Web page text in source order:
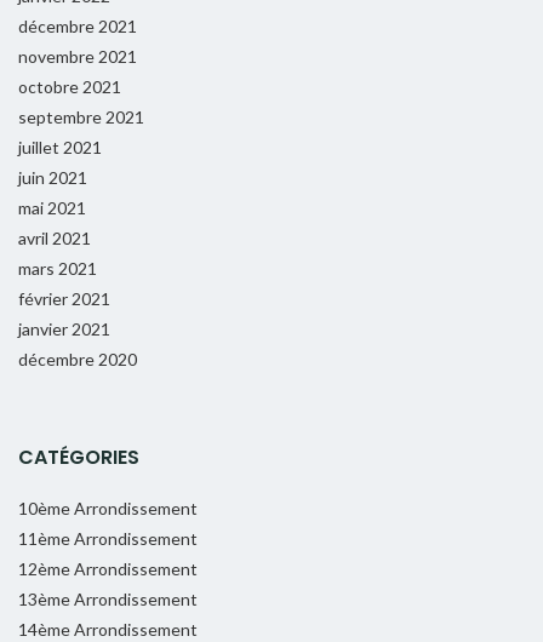
décembre 2021
novembre 2021
octobre 2021
septembre 2021
juillet 2021
juin 2021
mai 2021
avril 2021
mars 2021
février 2021
janvier 2021
décembre 2020
CATÉGORIES
10ème Arrondissement
11ème Arrondissement
12ème Arrondissement
13ème Arrondissement
14ème Arrondissement